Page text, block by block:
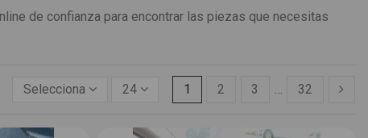
de confianza para encontrar las piezas que necesitas
Selecciona 24 1 2 3 … 32